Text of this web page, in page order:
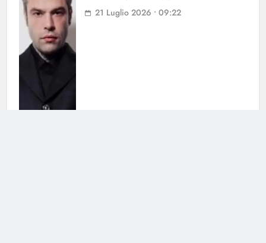
21 Luglio 2026 • 09:22